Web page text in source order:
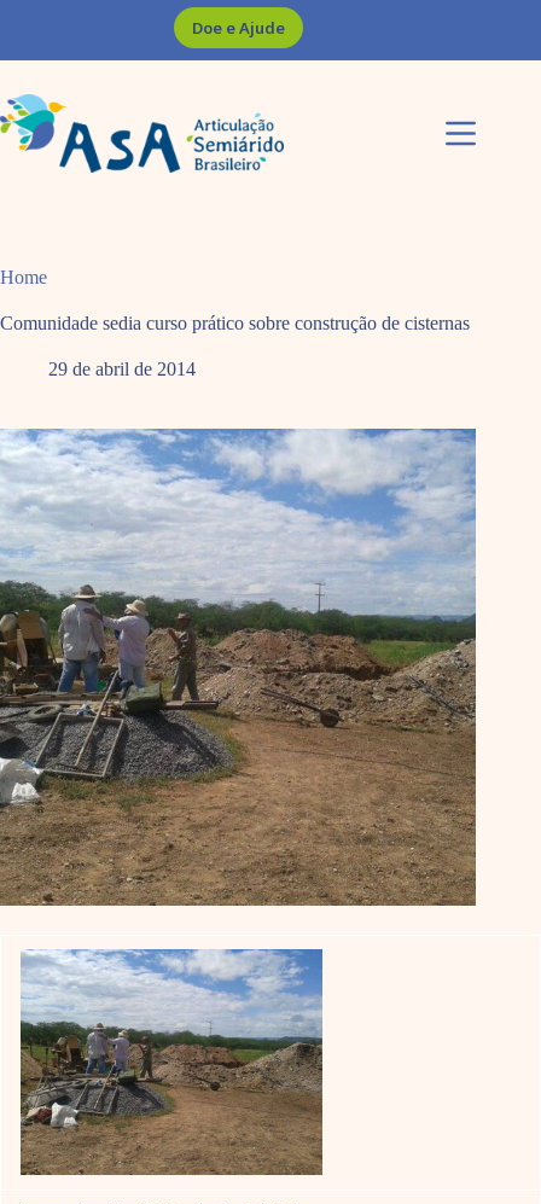
Doe e Ajude
Home
Comunidade sedia curso prático sobre construção de cisternas
29 de abril de 2014